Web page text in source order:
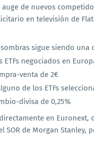
de nuevos
en televisión de
sigue siendo
ETFs negociados en
venta de 2€
de los ETFs
divisa de 0,25%
en
SOR de Morgan